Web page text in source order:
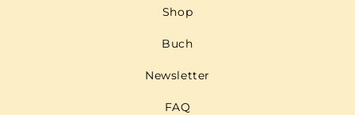
Shop
Buch
Newsletter
FAQ